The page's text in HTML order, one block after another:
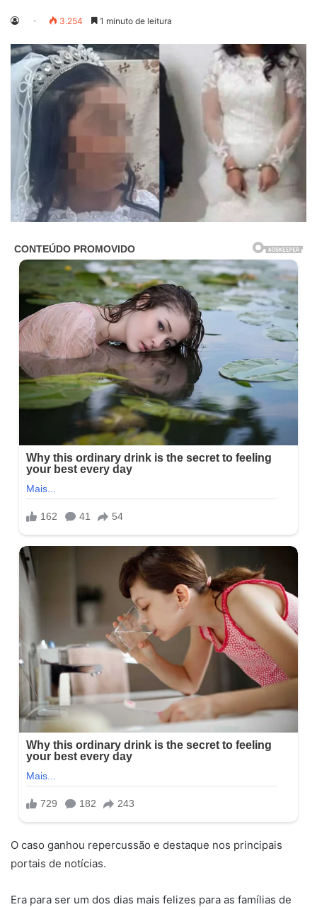
3.254 1 minuto de leitura
O caso ganhou repercussão e destaque nos principais
portais de notícias.
Era para ser um dos dias mais felizes para as famílias de